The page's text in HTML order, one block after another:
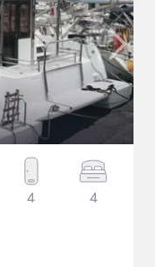
4 4